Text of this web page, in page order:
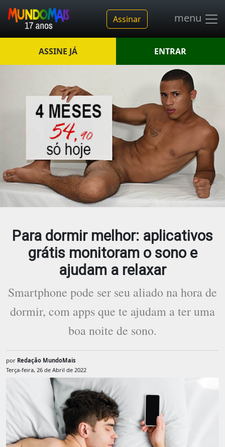
Assinar menu
ASSINE JÁ ENTRAR
Para dormir melhor: aplicativos
grátis monitoram o sono e
ajudam a relaxar
Smartphone pode ser seu aliado na hora de
dormir, com apps que te ajudam a ter uma
boa noite de sono.
por Redação MundoMais
Terça-feira, 26 de Abril de 2022